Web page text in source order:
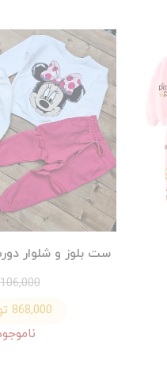
ست بلوز و شلوار
868,000 تومان